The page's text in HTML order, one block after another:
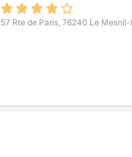
57 Rte de Paris, 76240 Le